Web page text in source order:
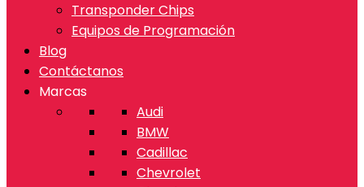
Transponder Chips
Equipos de Programación
Blog
Contáctanos
Marcas
Audi
BMW
Cadillac
Chevrolet